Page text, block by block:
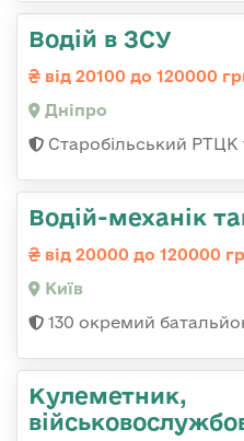
Водій в ЗСУ
від 20100 до 120000
Дніпро
Старобільський РТЦК
Водій-механік
від 20000 до 120000
Київ
130 окремий
Кулеметник,